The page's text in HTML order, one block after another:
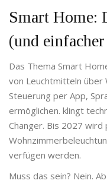
Smart Home:
(und
Das Thema Smart
von Leuchtmitteln über
Steuerung per App,
ermöglichen. klingt
Changer. Bis 2027
verfügen werden.
Muss das sein? Nein.